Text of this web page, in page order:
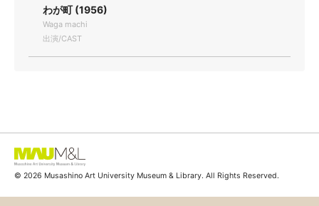
わが町 (1956)
Waga machi
出演/CAST
© 2026 Musashino Art University Museum & Library. All Rights Reserved.